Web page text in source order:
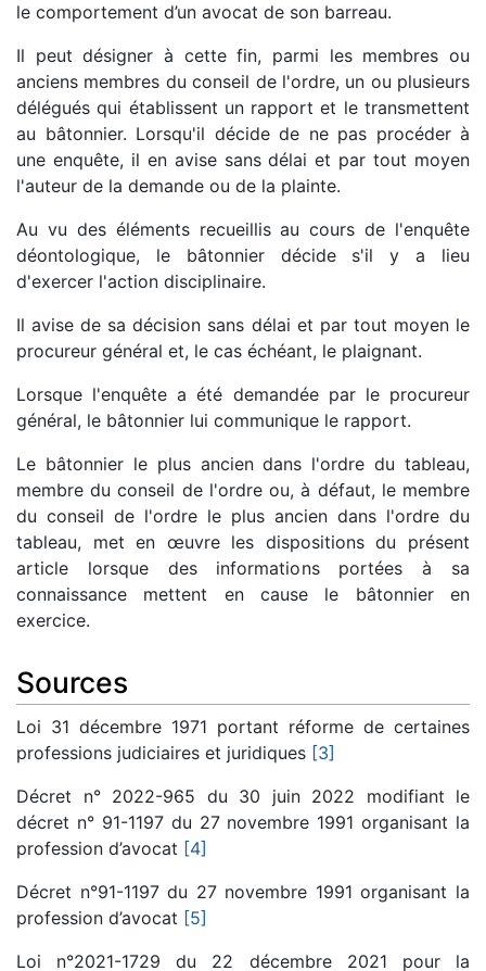
le comportement d’un avocat de son barreau.
Il peut désigner à cette fin, parmi les membres ou
anciens membres du conseil de l'ordre, un ou plusieurs
délégués qui établissent un rapport et le transmettent
au bâtonnier. Lorsqu'il décide de ne pas procéder à
une enquête, il en avise sans délai et par tout moyen
l'auteur de la demande ou de la plainte.
Au vu des éléments recueillis au cours de l'enquête
déontologique, le bâtonnier décide s'il y a lieu
d'exercer l'action disciplinaire.
Il avise de sa décision sans délai et par tout moyen le
procureur général et, le cas échéant, le plaignant.
Lorsque l'enquête a été demandée par le procureur
général, le bâtonnier lui communique le rapport.
Le bâtonnier le plus ancien dans l'ordre du tableau,
membre du conseil de l'ordre ou, à défaut, le membre
du conseil de l'ordre le plus ancien dans l'ordre du
tableau, met en œuvre les dispositions du présent
article lorsque des informations portées à sa
connaissance mettent en cause le bâtonnier en
exercice.
Sources
Loi 31 décembre 1971 portant réforme de certaines
professions judiciaires et juridiques [3]
Décret n° 2022-965 du 30 juin 2022 modifiant le
décret n° 91-1197 du 27 novembre 1991 organisant la
profession d’avocat [4]
Décret n°91-1197 du 27 novembre 1991 organisant la
profession d’avocat [5]
Loi n°2021-1729 du 22 décembre 2021 pour la